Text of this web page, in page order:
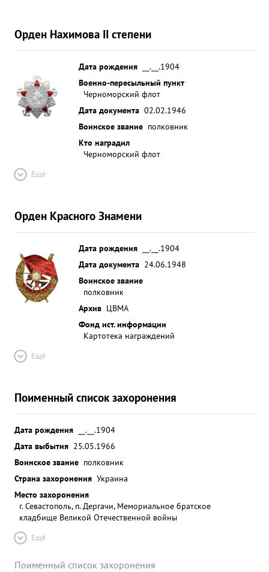
Орден Нахимова II степени
Дата рождения
__.__.1904
Военно-пересыльный пункт
Черноморский флот
Дата документа 02.02.1946
Воинское звание полковник
Кто наградил
Черноморский флот
Ещё
Орден Красного Знамени
Дата рождения
__.__.1904
Дата документа 24.06.1948
Воинское звание
полковник
Архив ЦВМА
Фонд ист. информации
Картотека награждений
Ещё
Поименный список захоронения
Дата рождения
__.__.1904
Дата выбытия 25.05.1966
Воинское звание полковник
Страна захоронения Украина
Место захоронения
г. Севастополь, п. Дергачи, Мемориальное братское
кладбище Великой Отечественной войны
Ещё
Поименный список захоронения